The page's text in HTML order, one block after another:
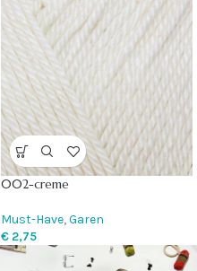
002-creme
Must-Have,Garen
€ 2,75